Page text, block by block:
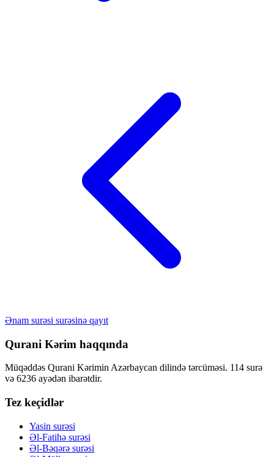
Ənam surəsi surəsinə qayıt
Qurani Kərim haqqında
Müqəddəs Qurani Kərimin Azərbaycan dilində tərcüməsi. 114 surə
və 6236 ayədən ibarətdir.
Tez keçidlər
Yasin surəsi
Əl-Fatihə surəsi
Əl-Bəqərə surəsi